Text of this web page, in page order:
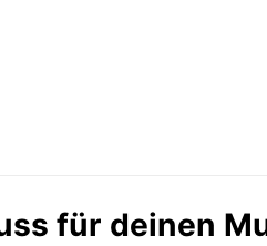
für deinen